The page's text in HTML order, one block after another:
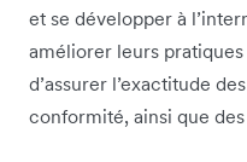
et se développer à
améliorer leurs
d’assurer l’exactitude
conformité, ainsi que